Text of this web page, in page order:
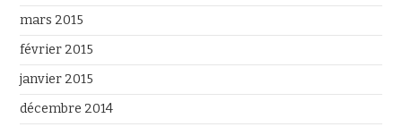
mars 2015
février 2015
janvier 2015
décembre 2014